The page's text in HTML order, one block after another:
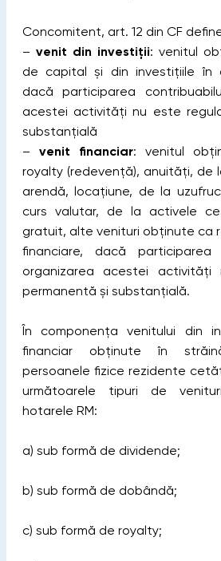
Concomitent, art. 12 din CF
– venit din investiţii: venitul
de capital și din investiţiile în
dacă participarea
acestei activităţi nu este
substanţială
– venit financiar: venitul
royalty (redevenţă), anuităţi, de
arendă, locaţiune, de la
curs valutar, de la activele
gratuit, alte venituri obţinute ca
financiare, dacă participarea
organizarea acestei
permanentă şi substanţială.
În componenţa venitului din
financiar obţinute în
persoanele fizice rezidente
următoarele tipuri de
hotarele RM:
a) sub formă de dividende;
b) sub formă de dobândă;
c) sub formă de royalty;